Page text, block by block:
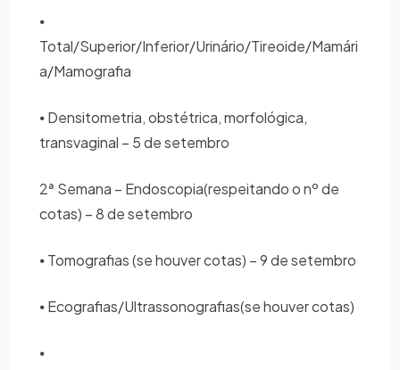
⦁
Total/Superior/Inferior/Urinário/Tireoide/Mamári
a/Mamografia
⦁ Densitometria, obstétrica, morfológica,
transvaginal – 5 de setembro
2ª Semana – Endoscopia(respeitando o nº de
cotas) – 8 de setembro
⦁ Tomografias (se houver cotas) – 9 de setembro
⦁ Ecografias/Ultrassonografias(se houver cotas)
⦁